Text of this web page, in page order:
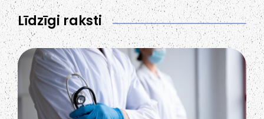
Līdzīgi raksti